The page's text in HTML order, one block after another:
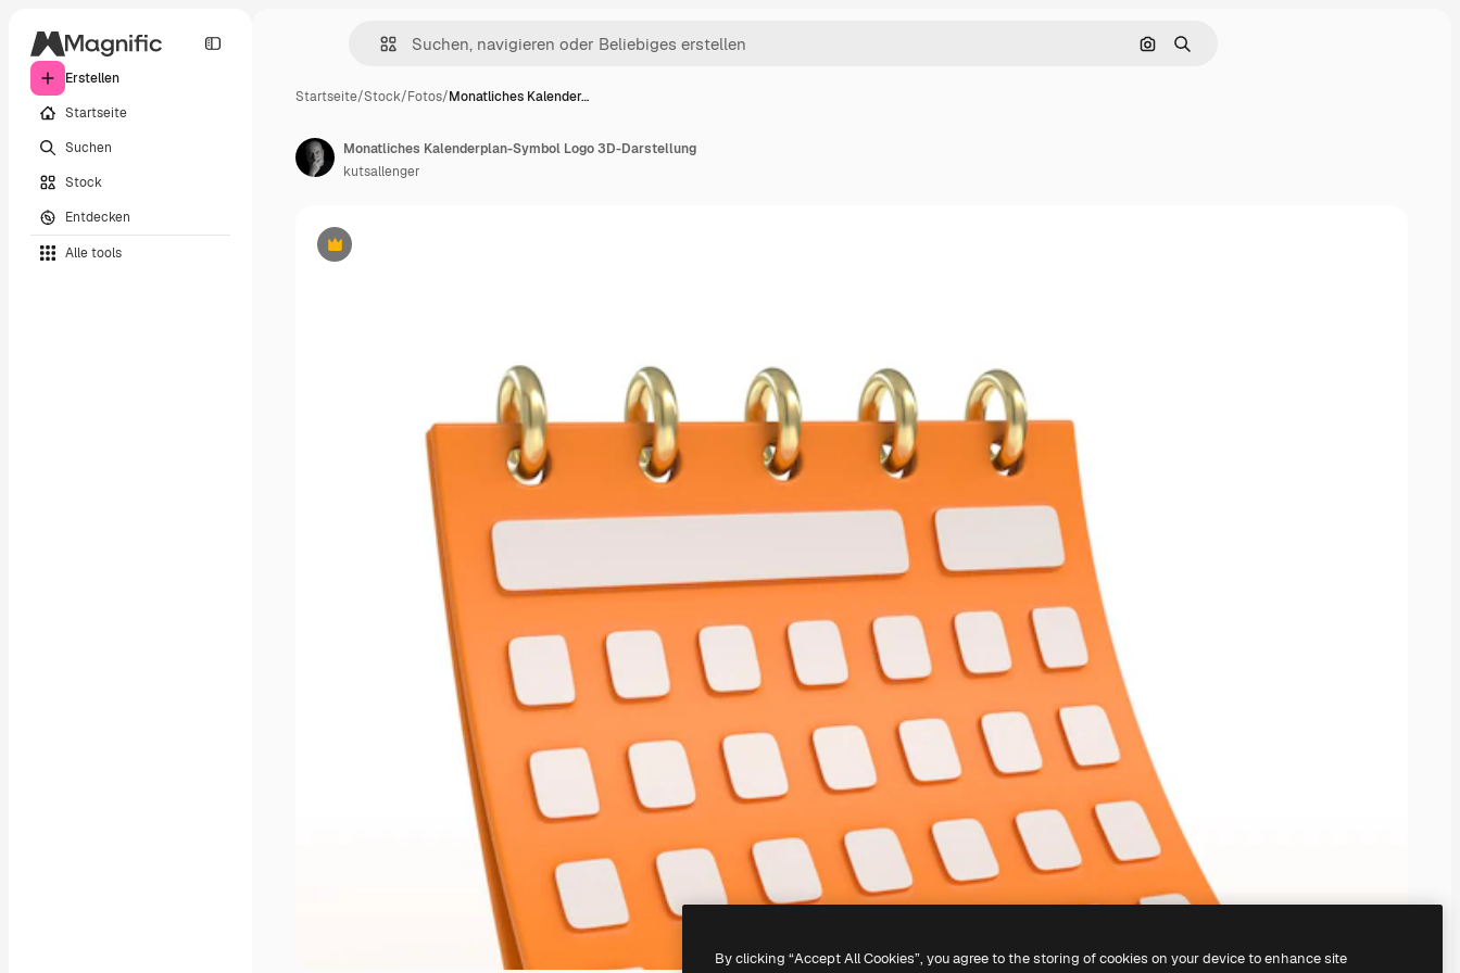
Erstellen
Startseite
Suchen
Stock
Entdecken
Alle tools
Nach Bild suchen
Suchen
Startseite/Stock/Fotos/Monatliches Kalender…
Premium
Monatliches Kalenderplan-Symbol Logo 3D-Darstellung
kutsallenger
By clicking “Accept All Cookies”, you agree to the storing of cookies on your device to enhance site